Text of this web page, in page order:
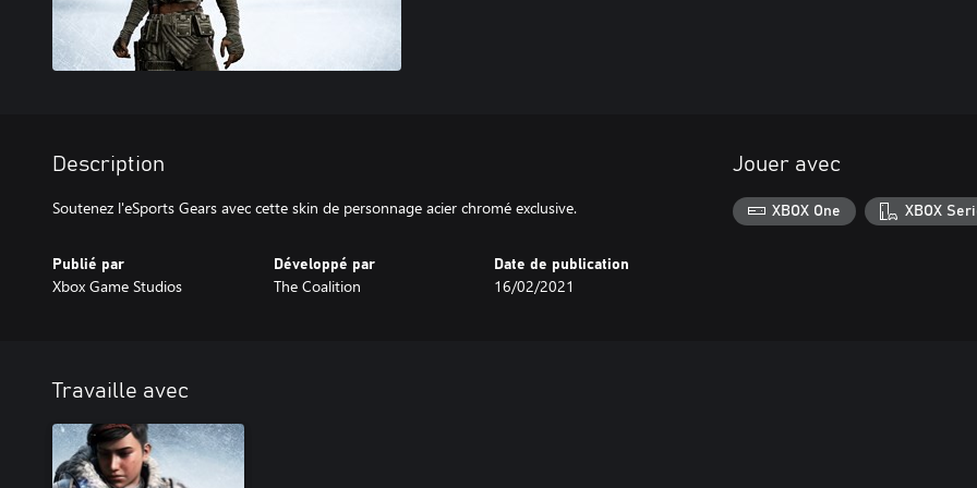
Description
Soutenez l'eSports Gears avec cette skin de personnage acier chromé exclusive.
Publié par
Xbox Game Studios
Développé par
The Coalition
Date de publication
16/02/2021
Jouer avec
XBOX One XBOX
Travaille avec